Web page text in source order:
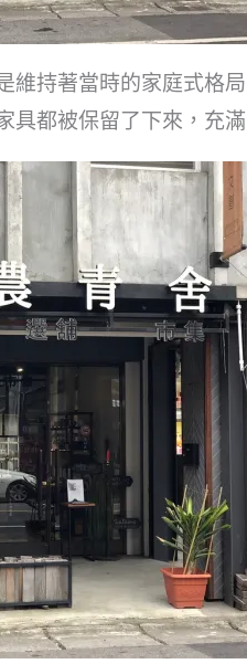
維持著當時的家庭式格
具都被保留了下來，充